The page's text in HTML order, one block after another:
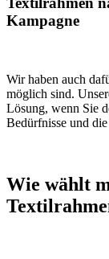
Kampagne
Wir haben auch
möglich sind.
Lösung, wenn Sie
Bedürfnisse und
Wie wählt